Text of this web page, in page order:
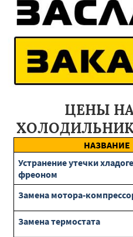
Работаем по
Удельная Орехово-Зуево
Лыткарино
Шаховская
Михнево Хорлово Купавна
Ерофей Павлович Экимчан
Райчихинск Архара
Короча Белгород
Борисовка
Уразовка Чернянка
ЦЕНЫ
НАЗВАНИЕ
Устранение утечки
фреоном
Замена мотора-
Замена термостата
УЗНАТЬ